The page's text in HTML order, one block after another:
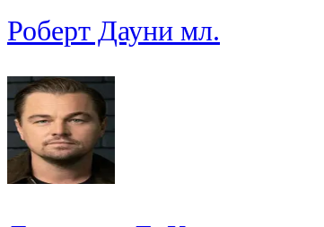
Роберт Дауни мл.